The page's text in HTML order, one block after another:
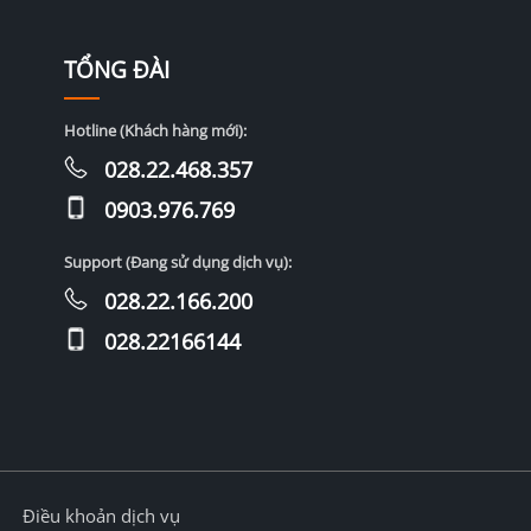
TỔNG ĐÀI
Hotline (Khách hàng mới):
028.22.468.357
0903.976.769
Support (Đang sử dụng dịch vụ):
028.22.166.200
028.22166144
Điều khoản dịch vụ